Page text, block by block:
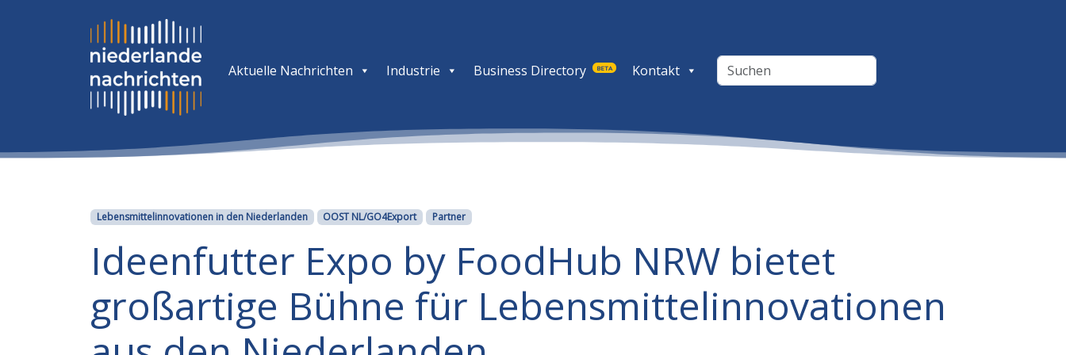
Aktuelle Nachrichten Industrie Business Directory BETA Kontakt
Kategorien
Lebensmittelinnovationen in den Niederlanden OOST NL/GO4Export Partner
Ideenfutter Expo by FoodHub NRW bietet
großartige Bühne für Lebensmittelinnovationen